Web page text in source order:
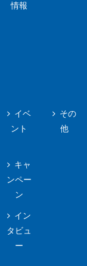
情報
イベ
ント
キャ
ンペー
ン
イン
タビュ
ー
その
他